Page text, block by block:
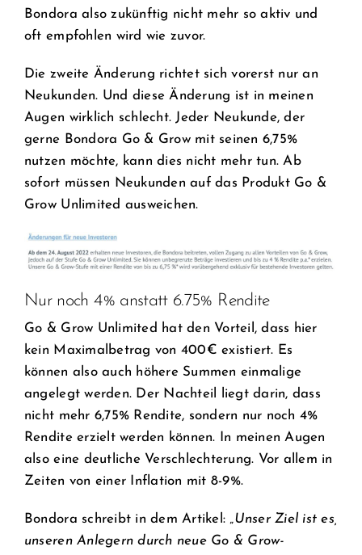
Bondora also zukünftig nicht mehr so aktiv und
oft empfohlen wird wie zuvor.
Die zweite Änderung richtet sich vorerst nur an
Neukunden. Und diese Änderung ist in meinen
Augen wirklich schlecht. Jeder Neukunde, der
gerne Bondora Go & Grow mit seinen 6,75%
nutzen möchte, kann dies nicht mehr tun. Ab
sofort müssen Neukunden auf das Produkt Go &
Grow Unlimited ausweichen.
Nur noch 4% anstatt 6.75% Rendite
Go & Grow Unlimited hat den Vorteil, dass hier
kein Maximalbetrag von 400€ existiert. Es
können also auch höhere Summen einmalige
angelegt werden. Der Nachteil liegt darin, dass
nicht mehr 6,75% Rendite, sondern nur noch 4%
Rendite erzielt werden können. In meinen Augen
also eine deutliche Verschlechterung. Vor allem in
Zeiten von einer Inflation mit 8-9%.
Bondora schreibt in dem Artikel: „Unser Ziel ist es,
unseren Anlegern durch neue Go & Grow-